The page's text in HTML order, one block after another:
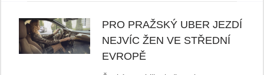
PRO PRAŽSKÝ UBER JEZDÍ
NEJVÍC ŽEN VE STŘEDNÍ
EVROPĚ